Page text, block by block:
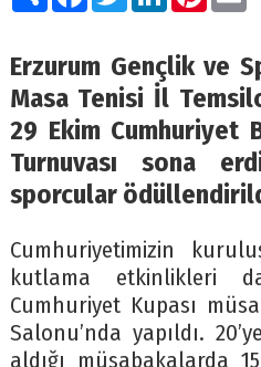
Erzurum Gençlik ve
Masa Tenisi İl
29 Ekim Cumhuriyet
Turnuvası sona
sporcular
Cumhuriyetimizin
kutlama etkinlikleri
Cumhuriyet Kupası
Salonu’nda yapıldı.
aldığı müsabakalarda